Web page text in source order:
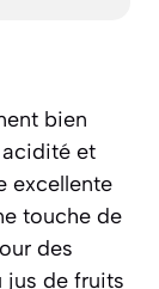
bien
et
excellente
touche de
des
jus de fruits